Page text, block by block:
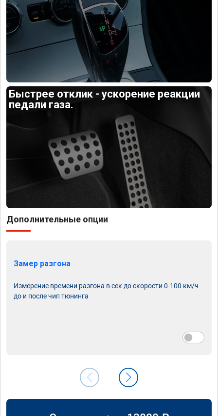
Быстрее отклик - ускорение реакции
педали газа.
Дополнительные опции
Замер разгона
Измерение времени разгона в сек до скорости 0-100 км/ч
до и после чип тюнинга